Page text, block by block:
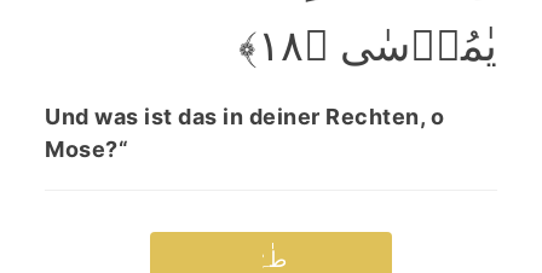
یٰمُوۡسٰی ﴿۱۸﴾
Und was ist das in deiner Rechten, o
Mose?“
طٰہٰ